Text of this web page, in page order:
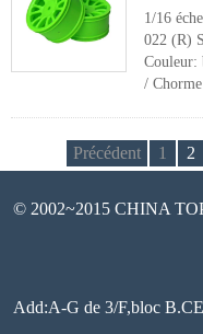
1/16
022 (R)
Couleur:
/
Précédent 1 2
© 2002~2015 CHINA
Add:A-G de 3/F,bloc